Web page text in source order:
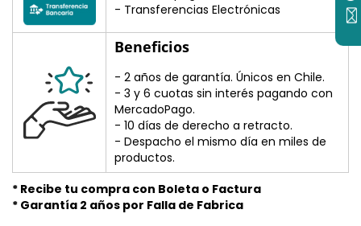
- Transferencias Electrónicas
Beneficios
- 2 años de garantía. Únicos en Chile.
- 3 y 6 cuotas sin interés pagando con
MercadoPago.
- 10 días de derecho a retracto.
- Despacho el mismo día en miles de
productos.
* Recibe tu compra con Boleta o Factura
* Garantía 2 años por Falla de Fabrica